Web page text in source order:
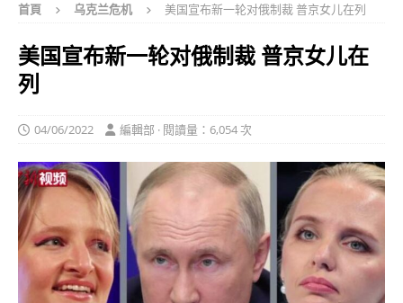
首頁 乌克兰危机 美国宣布新一轮对俄制裁 普京女儿在列
美国宣布新一轮对俄制裁 普京女儿在
列
04/06/2022 編輯部 · 閱讀量：6,054 次